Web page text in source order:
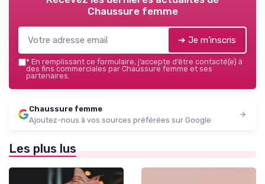
Chaussure femme
➔ Je m'inscris
* En remplissant ce formulaire, j’accepte d’être contacté(e) à
des fins commerciales par Chaussure femme et ses
partenaires.
Chaussure femme
Ajoutez-nous à vos sources préférées sur Google
Les plus lus